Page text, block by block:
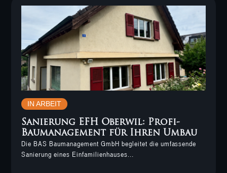
IN ARBEIT
Sanierung EFH Oberwil: Profi-
Baumanagement für Ihren Umbau
Die BAS Baumanagement GmbH begleitet die umfassende
Sanierung eines Einfamilienhauses...